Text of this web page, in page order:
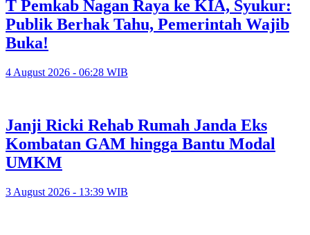
T Pemkab Nagan Raya ke KIA, Syukur:
Publik Berhak Tahu, Pemerintah Wajib
Buka!
4 August 2026 - 06:28 WIB
Janji Ricki Rehab Rumah Janda Eks
Kombatan GAM hingga Bantu Modal
UMKM
3 August 2026 - 13:39 WIB